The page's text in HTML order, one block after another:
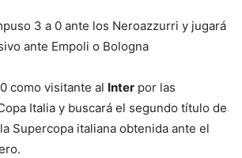
3 a 0 ante los Neroazzurri y jugará
ante Empoli o Bologna
como visitante al Inter por las
Italia y buscará el segundo título de
Supercopa italiana obtenida ante el